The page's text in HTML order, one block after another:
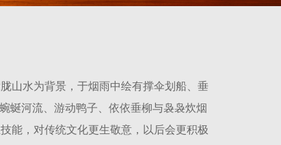
山水为背景，于烟雨中绘有撑伞划船、垂
蜒河流、游动鸭子、依依垂柳与袅袅炊烟
能，对传统文化更生敬意，以后会更积极